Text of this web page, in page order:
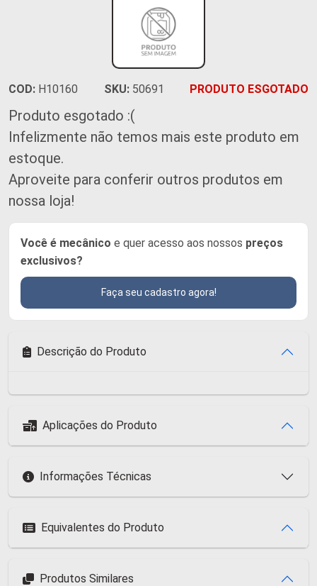
COD: H10160 SKU: 50691 PRODUTO ESGOTADO
Produto esgotado :(
Infelizmente não temos mais este produto em
estoque.
Aproveite para conferir outros produtos em
nossa loja!
Você é mecânico e quer acesso aos nossos preços
exclusivos?
Faça seu cadastro agora!
Descrição do Produto
Aplicações do Produto
Informações Técnicas
Equivalentes do Produto
Produtos Similares